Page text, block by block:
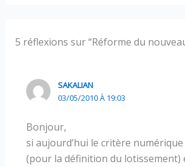
5 réflexions sur “Réforme du
SAKALIAN
03/05/2010 À 19:03
Bonjour,
si aujourd’hui le critère
(pour la définition du lotissement)